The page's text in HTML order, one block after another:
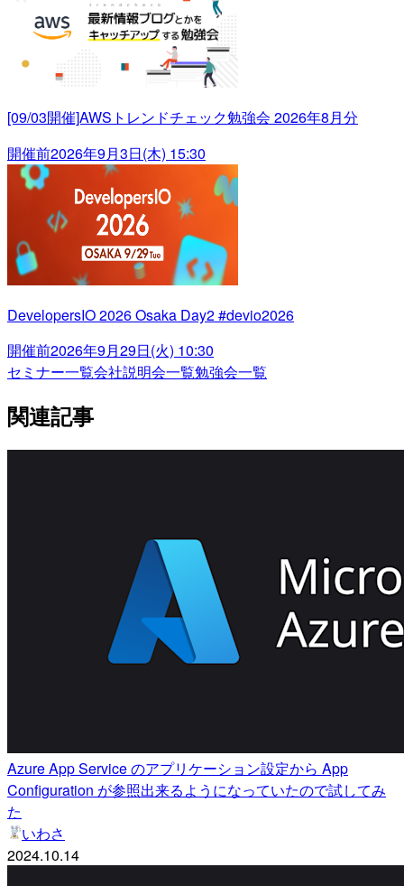
[09/03開催]AWSトレンドチェック勉強会 2026年8月分
開催前2026年9月3日(木) 15:30
DevelopersIO 2026 Osaka Day2 #devio2026
開催前2026年9月29日(火) 10:30
セミナー一覧会社説明会一覧勉強会一覧
関連記事
Azure App Service のアプリケーション設定から App
Configuration が参照出来るようになっていたので試してみ
た
いわさ
2024.10.14